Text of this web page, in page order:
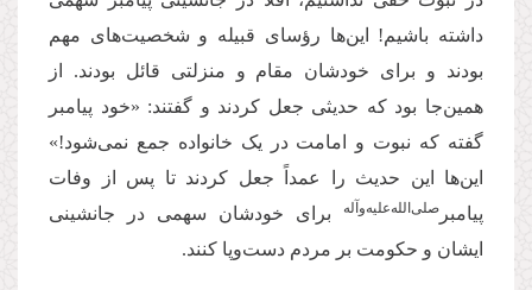
داشته باشیم! این‌ها رؤسای قبیله و شخصیت‌های مهم
بودند و برای خودشان مقام و منزلتی قائل بودند. از
همین‌جا بود که حدیثی جعل کردند و گفتند: «خود پیامبر
گفته که نبوت و امامت در یک خانواده جمع نمی‌شود!»
این‌ها این حدیث را عمداً جعل کردند تا پس از وفات
پیامبر صلی‌‌الله‌‌علیه‌‌و‌آله
برای خودشان سهمی در جانشینی
ایشان و حکومت بر مردم دست‌وپا کنند.